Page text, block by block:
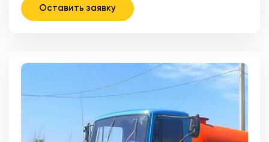
Оставить заявку